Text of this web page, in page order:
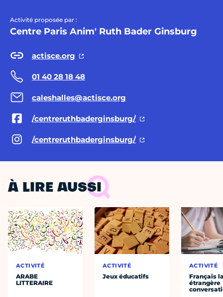
Activité proposée par :
Centre Paris Anim' Ruth Bader Ginsburg
actisce.org
01 40 28 18 48
caleshalles@actisce.org
/centreruthbaderginsburg/
/centreruthbaderginsburg/
À LIRE AUSSI
ACTIVITÉ
ARABE
LITTERAIRE
ACTIVITÉ
Jeux éducatifs
ACTIVITÉ
Français
étrangère